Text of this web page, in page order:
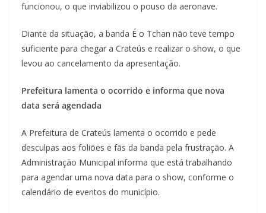
funcionou, o que inviabilizou o pouso da aeronave.
Diante da situação, a banda É o Tchan não teve tempo
suficiente para chegar a Crateús e realizar o show, o que
levou ao cancelamento da apresentação.
Prefeitura lamenta o ocorrido e informa que nova
data será agendada
A Prefeitura de Crateús lamenta o ocorrido e pede
desculpas aos foliões e fãs da banda pela frustração. A
Administração Municipal informa que está trabalhando
para agendar uma nova data para o show, conforme o
calendário de eventos do município.